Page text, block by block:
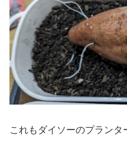
これもダイソーのプランタ